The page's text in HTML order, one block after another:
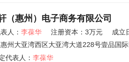
（惠州）电子商务有限公司
人： 李葆华 注册资本：3万元
成立
惠州大亚湾西区大亚湾大道228号壹品国
代表人： 李葆华